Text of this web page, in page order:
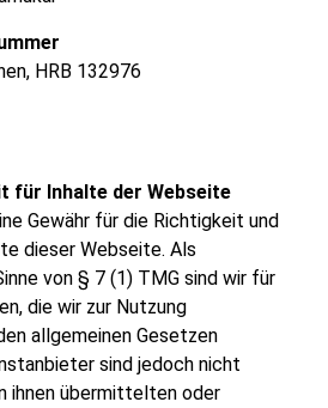
HRB 132976
für Inhalte der Webseite
Gewähr für die Richtigkeit und
dieser Webseite. Als
von § 7 (1) TMG sind wir für
die wir zur Nutzung
allgemeinen Gesetzen
sind jedoch nicht
ihnen übermittelten oder